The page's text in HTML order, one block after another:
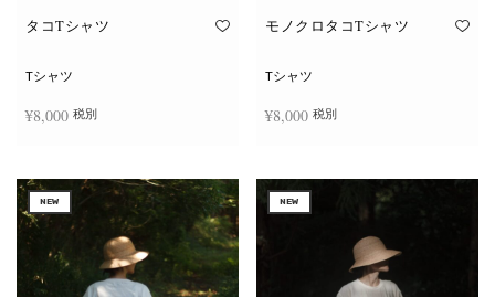
タコTシャツ
Tシャツ
¥8,000 税別
の
商
品
に
は
複
数
の
モノクロタコTシャツ
Tシャツ
¥8,000 税別
の
商
品
は
複
数
の
NEW NEW